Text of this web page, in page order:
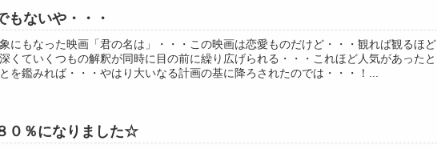
もないや・・・
にもなった映画「君の名は」・・・この映画は恋愛ものだけど・・・観れば観るほど
くていくつもの解釈が同時に目の前に繰り広げられる・・・これほど人気があったと
を鑑みれば・・・やはり大いなる計画の基に降ろされたのでは・・・！...
０％になりました☆